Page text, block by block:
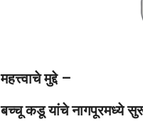
महत्त्वाचे मुद्दे –
बच्चू कडू यांचे नागपूरमध्ये